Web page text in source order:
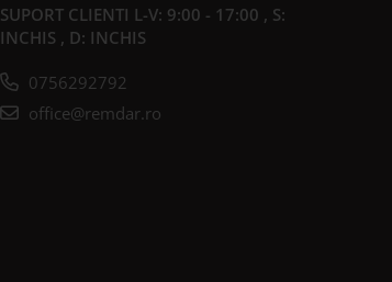
SUPORT CLIENTI L-V: 9:00 - 17:00 , S:
INCHIS , D: INCHIS
0756292792
office@remdar.ro